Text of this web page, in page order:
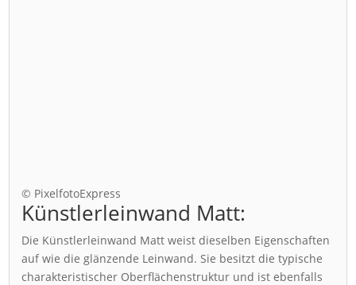
© PixelfotoExpress
Künstlerleinwand Matt:
Die Künstlerleinwand Matt weist dieselben Eigenschaften
auf wie die glänzende Leinwand. Sie besitzt die typische
charakteristischer Oberflächenstruktur und ist ebenfalls